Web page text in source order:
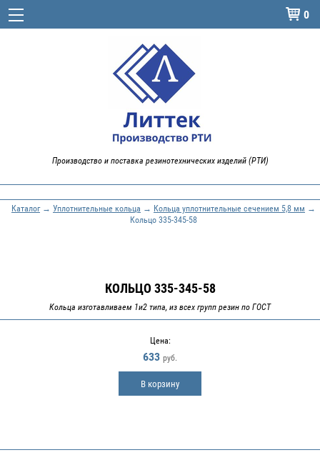
 0
Производство и поставка резинотехнических изделий (РТИ)
Каталог→ Уплотнительные кольца → Кольца уплотнительные сечением 5,8 мм →
Кольцо 335-345-58
КОЛЬЦО 335-345-58
Кольца изготавливаем 1и2 типа, из всех групп резин по ГОСТ
Цена:
633 руб.
В корзину